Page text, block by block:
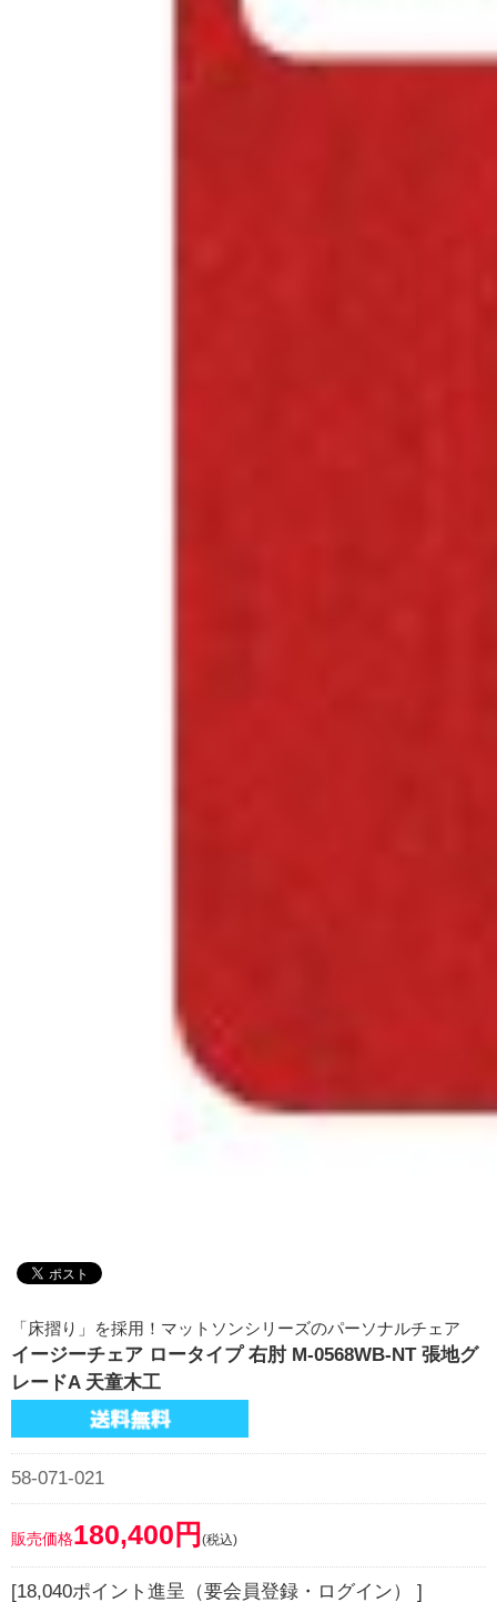
「床摺り」を採用！マットソンシリーズのパーソナルチェア
イージーチェア ロータイプ 右肘 M-0568WB-NT 張地グ
レードA 天童木工
58-071-021
販売価格180,400円 (税込)
[18,040ポイント進呈（要会員登録・ログイン） ]